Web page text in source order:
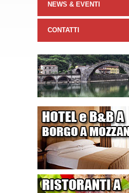
NEWS & EVENTI
CONTATTI